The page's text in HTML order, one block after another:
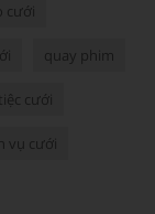
cưới
quay phim
cưới
vụ cưới